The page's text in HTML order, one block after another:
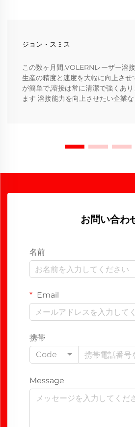
ジョン・スミス
この数ヶ月間,VOLERNレーザー溶
生産の精度と速度を大幅に向上させ
が簡単で,溶接は常に清潔で強くあ
ます 溶接能力を向上させたい企業
お問い合わ
名前
Email
携帯
Code
Message